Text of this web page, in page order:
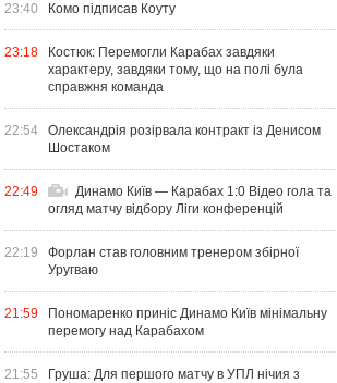
23:40 Комо підписав Коуту
23:18
Костюк: Перемогли Карабах завдяки
характеру, завдяки тому, що на полі була
справжня команда
22:54
Олександрія розірвала контракт із Денисом
Шостаком
22:49
Динамо Київ — Карабах 1:0 Відео гола та
огляд матчу відбору Ліги конференцій
22:19
Форлан став головним тренером збірної
Уругваю
21:59
Пономаренко приніс Динамо Київ мінімальну
перемогу над Карабахом
21:55
Груша: Для першого матчу в УПЛ нічия з